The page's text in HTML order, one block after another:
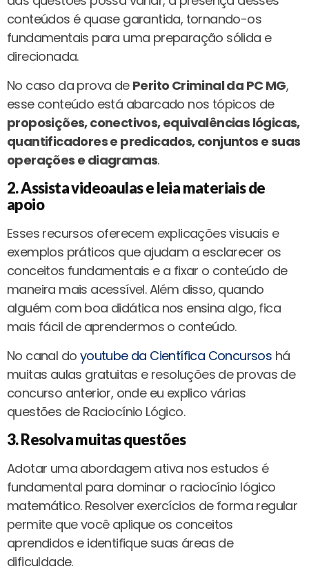
conteúdos é quase garantida, tornando-os
fundamentais para uma preparação sólida e
direcionada.
No caso da prova de Perito Criminal da PC MG,
esse conteúdo está abarcado nos tópicos de
proposições, conectivos, equivalências lógicas,
quantificadores e predicados, conjuntos e suas
operações e diagramas.
2. Assista videoaulas e leia materiais de
apoio
Esses recursos oferecem explicações visuais e
exemplos práticos que ajudam a esclarecer os
conceitos fundamentais e a fixar o conteúdo de
maneira mais acessível. Além disso, quando
alguém com boa didática nos ensina algo, fica
mais fácil de aprendermos o conteúdo.
No canal do youtube da Científica Concursos há
muitas aulas gratuitas e resoluções de provas de
concurso anterior, onde eu explico várias
questões de Raciocínio Lógico.
3. Resolva muitas questões
Adotar uma abordagem ativa nos estudos é
fundamental para dominar o raciocínio lógico
matemático. Resolver exercícios de forma regular
permite que você aplique os conceitos
aprendidos e identifique suas áreas de
dificuldade.